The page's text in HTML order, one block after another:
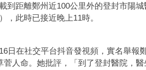
到距離鄭州近100公里外的登封市陽
，此時已接近晚上11時。
日在社交平台抖音發視頻，實名舉報
菅人命。她批評，「到了登封醫院，